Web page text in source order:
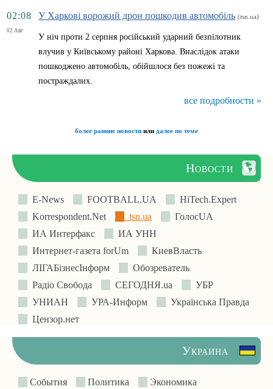
02:08
02 Авг
У Харкові ворожий дрон пошкодив автомобіль (tsn.ua)
У ніч проти 2 серпня російський ударний безпілотник
влучив у Київському районі Харкова. Внаслідок атаки
пошкоджено автомобіль, обійшлося без пожежі та
постраждалих.
все подробности »
более ранние новости или далее по теме
Новости
E-News FOOTBALL.UA
HiTech.Expert
Korrespondent.Net
tsn.ua
ГолосUA
ИА Интерфакс
ИА УНН
Интернет-газета forUm
КиевВласть
ЛIГАБiзнесIнформ
Обозреватель
Радіо Свобода
СЕГОДНЯ.ua
УБР
УНИАН
УРА-Информ
Українська Правда
Цензор.нет
Украина
События Политика
Экономика